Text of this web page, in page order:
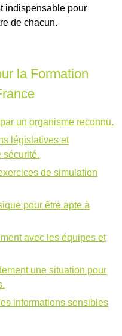
indispensable pour
de chacun.
la Formation
un organisme reconnu.
législatives et
sécurité.
de simulation
pour être apte à
avec les équipes et
une situation pour
informations sensibles